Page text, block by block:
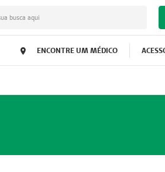
busca aqui
ENCONTRE UM MÉDICO